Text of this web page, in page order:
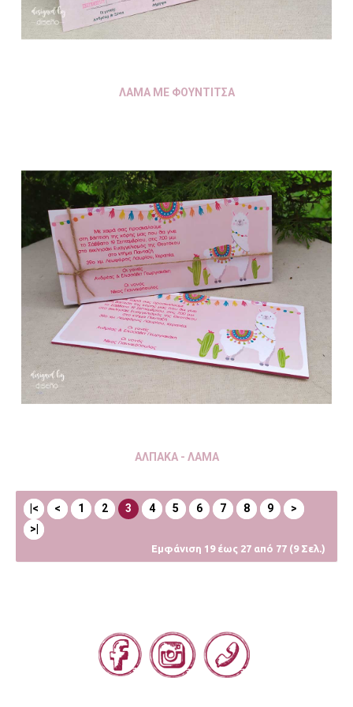
ΛΑΜΑ ΜΕ ΦΟΥΝΤΙΤΣΑ
ΑΛΠΑΚΑ - ΛΑΜΑ
|< < 1 2 3 4 5 6 7 8 9
>
>|
Εμφάνιση 19 έως 27 από 77 (9 Σελ.)